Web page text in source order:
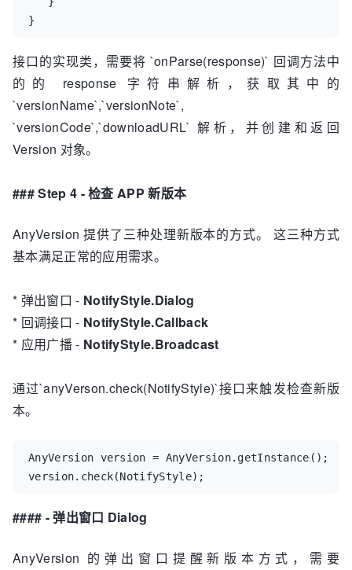
}
接口的实现类，需要将 `onParse(response)` 回调方法中
的的 response 字符串解析，获取其中的
`versionName`,`versionNote`,
`versionCode`,`downloadURL` 解析，并创建和返回
Version 对象。
### Step 4 - 检查 APP 新版本
AnyVersion 提供了三种处理新版本的方式。 这三种方式
基本满足正常的应用需求。
* 弹出窗口 - NotifyStyle.Dialog
* 回调接口 - NotifyStyle.Callback
* 应用广播 - NotifyStyle.Broadcast
通过`anyVerson.check(NotifyStyle)`接口来触发检查新版
本。
AnyVersion version = AnyVersion.getInstance();
version.check(NotifyStyle);
#### - 弹出窗口 Dialog
AnyVersion 的弹出窗口提醒新版本方式，需要